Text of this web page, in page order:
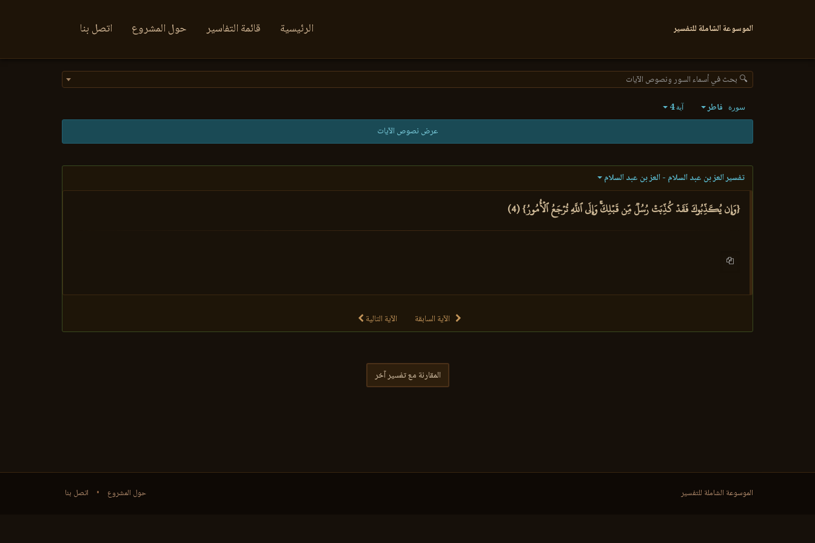
الموسوعة الشاملة للتفسير الرئيسية قائمة التفاسير حول المشروع اتصل بنا
🔍 بحث في أسماء السور ونصوص الآيات
سورة فاطر آية4
عرض نصوص الآيات
تفسير العز بن عبد السلام - العز بن عبد السلام
{وَإِن يُكَذِّبُوكَ فَقَدۡ كُذِّبَتۡ رُسُلٞ مِّن قَبۡلِكَۚ وَإِلَى ٱللَّهِ تُرۡجَعُ ٱلۡأُمُورُ} (4)
الآية السابقة الآية التالية
المقارنة مع تفسير آخر
حول المشروع • اتصل بنا الموسوعة الشاملة للتفسير